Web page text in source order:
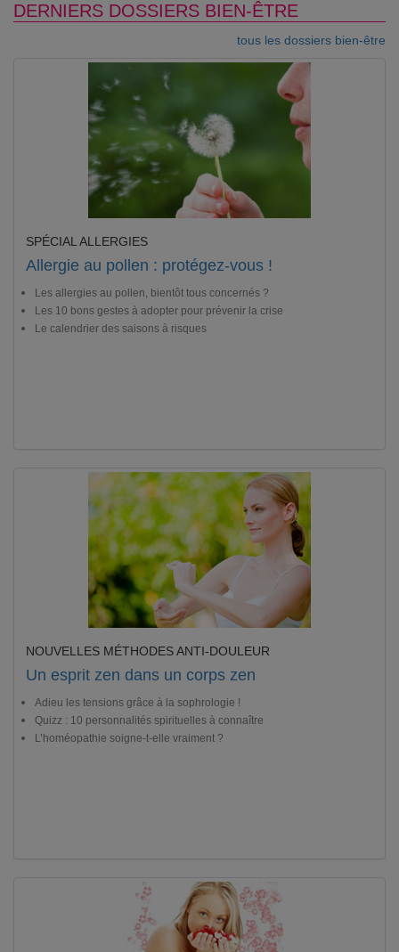
DERNIERS DOSSIERS BIEN-ÊTRE
tous les dossiers bien-être
SPÉCIAL ALLERGIES
Allergie au pollen : protégez-vous !
Les allergies au pollen, bientôt tous concernés ?
Les 10 bons gestes à adopter pour prévenir la crise
Le calendrier des saisons à risques
NOUVELLES MÉTHODES ANTI-DOULEUR
Un esprit zen dans un corps zen
Adieu les tensions grâce à la sophrologie !
Quizz : 10 personnalités spirituelles à connaître
L’homéopathie soigne-t-elle vraiment ?